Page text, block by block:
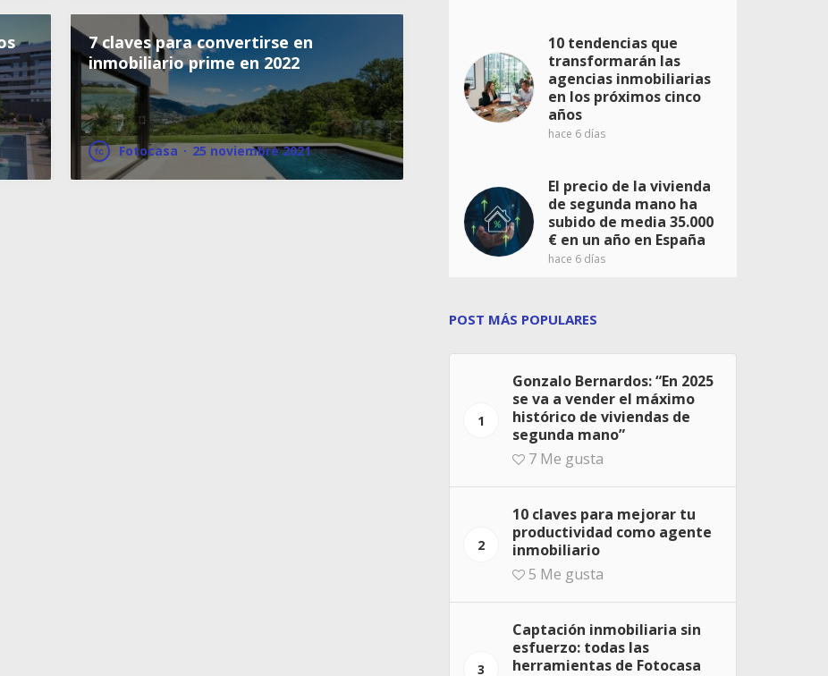
7 claves para convertirse en
inmobiliario prime en 2022
Fotocasa · 25 noviembre 2021
10 tendencias que
transformarán las
agencias inmobiliarias
en los próximos cinco
años
hace 6 días
El precio de la vivienda
de segunda mano ha
subido de media 35.000
€ en un año en España
hace 6 días
POST MÁS POPULARES
1
Gonzalo Bernardos: “En 2025
se va a vender el máximo
histórico de viviendas de
segunda mano”
7 Me gusta
2
10 claves para mejorar tu
productividad como agente
inmobiliario
5 Me gusta
3
Captación inmobiliaria sin
esfuerzo: todas las
herramientas de Fotocasa